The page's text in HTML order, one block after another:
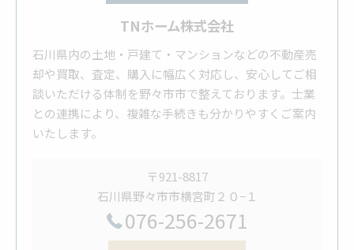
TNホーム株式会社
石川県内の土地・戸建て・マンションなどの不動産売
却や買取、査定、購入に幅広く対応し、安心してご相
談いただける体制を野々市市で整えております。士業
との連携により、複雑な手続きも分かりやすくご案内
いたします。
〒921-8817
石川県野々市市横宮町２０−１
076-256-2671